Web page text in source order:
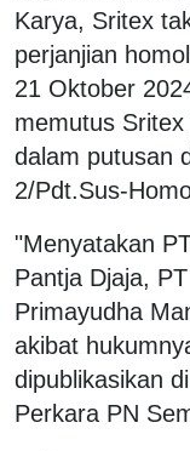
Karya, Sritex
perjanjian
21 Oktober
memutus
dalam putusan
2/Pdt.Sus-
"Menyatakan
Pantja Djaja,
Primayudha
akibat
dipublikasikan
Perkara PN